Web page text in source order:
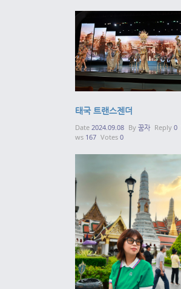
태국 트랜스젠더
Date 2024.09.08 By 꿈자 Reply 0
ws 167 Votes 0